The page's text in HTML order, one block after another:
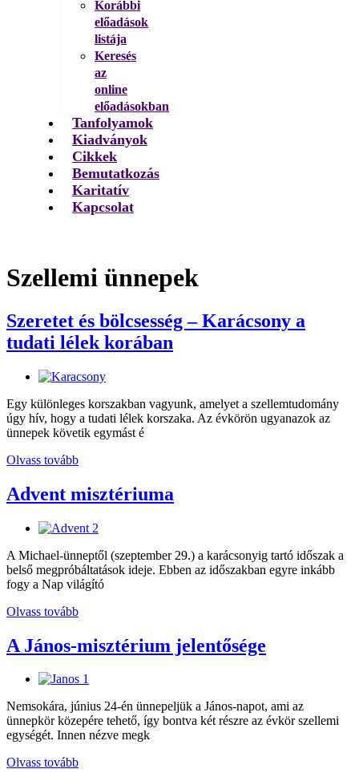
Korábbi
előadások
listája
Keresés
az
online
előadásokban
Tanfolyamok
Kiadványok
Cikkek
Bemutatkozás
Karitatív
Kapcsolat
Szellemi ünnepek
Szeretet és bölcsesség – Karácsony a
tudati lélek korában
Egy különleges korszakban vagyunk, amelyet a szellemtudomány
úgy hív, hogy a tudati lélek korszaka. Az évkörön ugyanazok az
ünnepek követik egymást é
Olvass tovább
Advent misztériuma
A Michael-ünneptől (szeptember 29.) a karácsonyig tartó időszak a
belső megpróbáltatások ideje. Ebben az időszakban egyre inkább
fogy a Nap világító
Olvass tovább
A János-misztérium jelentősége
Nemsokára, június 24-én ünnepeljük a János-napot, ami az
ünnepkör közepére tehető, így bontva két részre az évkör szellemi
egységét. Innen nézve megk
Olvass tovább